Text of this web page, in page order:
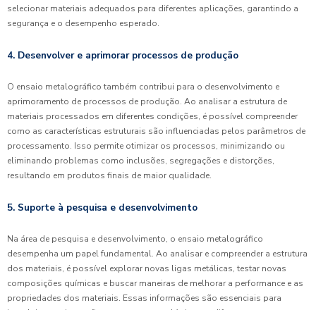
selecionar materiais adequados para diferentes aplicações, garantindo a
segurança e o desempenho esperado.
4. Desenvolver e aprimorar processos de produção
O ensaio metalográfico também contribui para o desenvolvimento e
aprimoramento de processos de produção. Ao analisar a estrutura de
materiais processados em diferentes condições, é possível compreender
como as características estruturais são influenciadas pelos parâmetros de
processamento. Isso permite otimizar os processos, minimizando ou
eliminando problemas como inclusões, segregações e distorções,
resultando em produtos finais de maior qualidade.
5. Suporte à pesquisa e desenvolvimento
Na área de pesquisa e desenvolvimento, o ensaio metalográfico
desempenha um papel fundamental. Ao analisar e compreender a estrutura
dos materiais, é possível explorar novas ligas metálicas, testar novas
composições químicas e buscar maneiras de melhorar a performance e as
propriedades dos materiais. Essas informações são essenciais para